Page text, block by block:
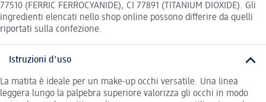
77510 (FERRIC FERROCYANIDE), CI 77891 (TITANIUM DIOXIDE). Gli
ingredienti elencati nello shop online possono differire da quelli
riportati sulla confezione.
Istruzioni d'uso
La matita è ideale per un make-up occhi versatile. Una linea
leggera lungo la palpebra superiore valorizza gli occhi in modo